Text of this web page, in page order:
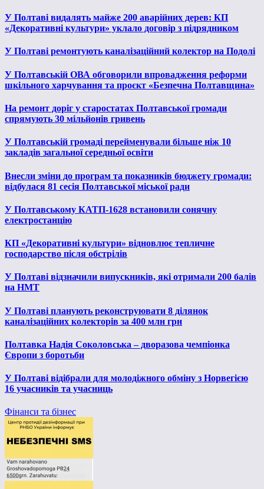
У Полтаві видалять майже 200 аварійних дерев: КП
«Декоративні культури» уклало договір з підрядником
У Полтаві ремонтують каналізаційний колектор на Подолі
У Полтавській ОВА обговорили впровадження реформи
шкільного харчування та проєкт «Безпечна Полтавщина»
На ремонт доріг у старостатах Полтавської громади
спрямують 30 мільйонів гривень
У Полтавській громаді перейменували більше ніж 10
закладів загальної середньої освіти
Внесли зміни до програм та показників бюджету громади:
відбулася 81 сесія Полтавської міської ради
У Полтавському КАТП-1628 встановили сонячну
електростанцію
КП «Декоративні культури» відновлює тепличне
господарство після обстрілів
У Полтаві відзначили випускників, які отримали 200 балів
на НМТ
У Полтаві планують реконструювати 8 ділянок
каналізаційних колекторів за 400 млн грн
Полтавка Надія Соколовська – дворазова чемпіонка
Європи з боротьби
У Полтаві відібрали для молодіжного обміну з Норвегією
16 учасників та учасниць
Фінанси та бізнес